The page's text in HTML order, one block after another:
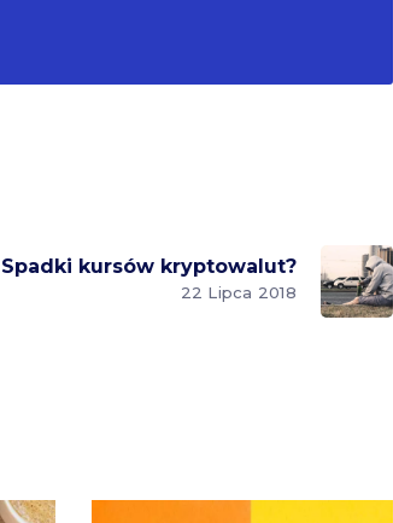
Spadki kursów kryptowalut?
22 Lipca 2018